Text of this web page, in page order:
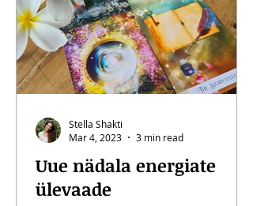
Uue nädala energiate
ülevaade
Stella Shakti
Mar 4, 2023
3 min read